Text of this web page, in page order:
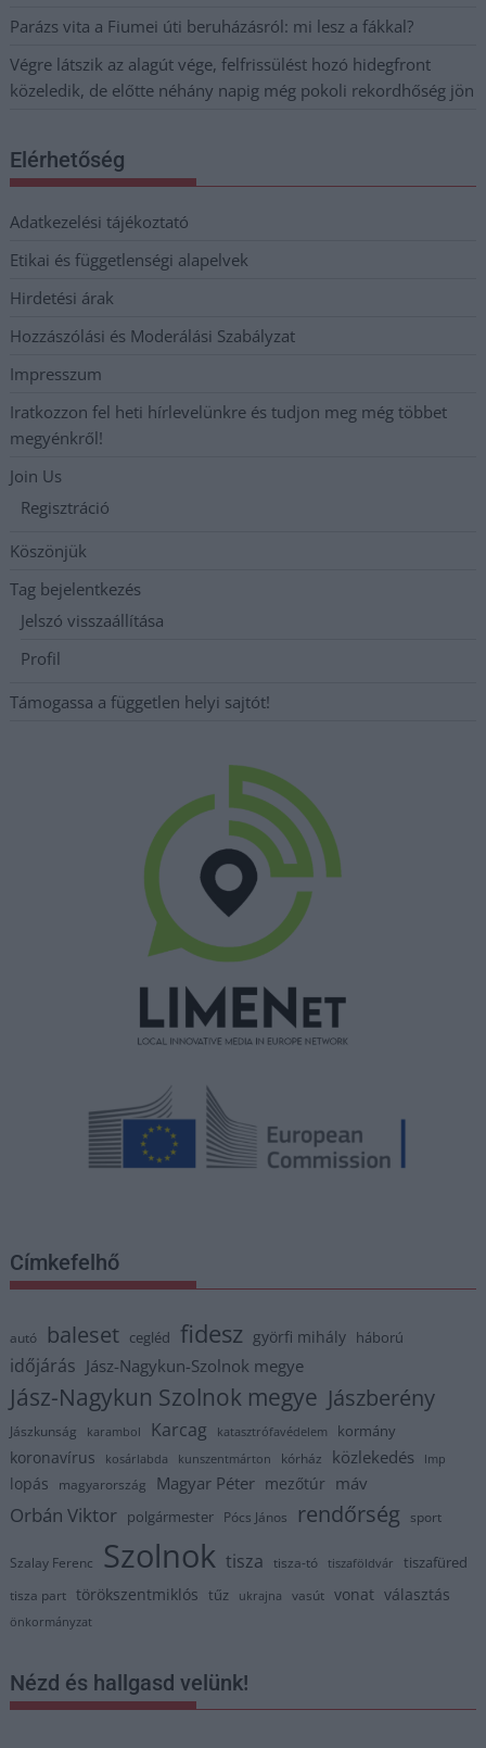
Parázs vita a Fiumei úti beruházásról: mi lesz a fákkal?
Végre látszik az alagút vége, felfrissülést hozó hidegfront
közeledik, de előtte néhány napig még pokoli rekordhőség jön
Elérhetőség
Adatkezelési tájékoztató
Etikai és függetlenségi alapelvek
Hirdetési árak
Hozzászólási és Moderálási Szabályzat
Impresszum
Iratkozzon fel heti hírlevelünkre és tudjon meg még többet
megyénkről!
Join Us
Regisztráció
Köszönjük
Tag bejelentkezés
Jelszó visszaállítása
Profil
Támogassa a független helyi sajtót!
Címkefelhő
autó baleset cegléd fidesz györfi mihály háború
időjárás Jász-Nagykun-Szolnok megye
Jász-Nagykun Szolnok megye Jászberény
Jászkunság karambol Karcag katasztrófavédelem kormány
koronavírus kosárlabda kunszentmárton kórház közlekedés lmp
lopás magyarország Magyar Péter mezőtúr máv
Orbán Viktor polgármester Pócs János rendőrség sport
Szalay Ferenc Szolnok tisza tisza-tó tiszaföldvár tiszafüred
tisza part törökszentmiklós tűz ukrajna vasút vonat választás
önkormányzat
Nézd és hallgasd velünk!